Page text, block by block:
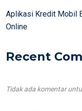
Aplikasi Kredit Mobil
Online
Recent
Tidak ada komentar